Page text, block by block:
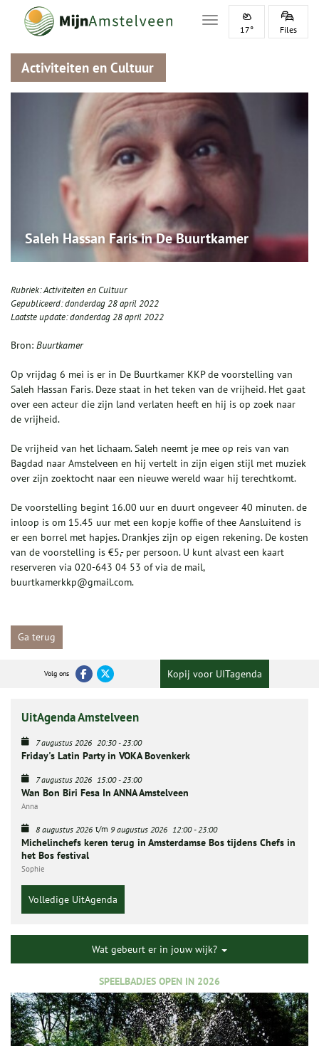
Toggle navigation
17° Files
Activiteiten en Cultuur
Saleh Hassan Faris in De Buurtkamer
Rubriek:Activiteiten en Cultuur
Gepubliceerd:donderdag 28 april 2022
Laatste update:donderdag 28 april 2022
Bron: Buurtkamer
Op vrijdag 6 mei is er in De Buurtkamer KKP de voorstelling van
Saleh Hassan Faris. Deze staat in het teken van de vrijheid. Het gaat
over een acteur die zijn land verlaten heeft en hij is op zoek naar
de vrijheid.
De vrijheid van het lichaam. Saleh neemt je mee op reis van van
Bagdad naar Amstelveen en hij vertelt in zijn eigen stijl met muziek
over zijn zoektocht naar een nieuwe wereld waar hij terechtkomt.
De voorstelling begint 16.00 uur en duurt ongeveer 40 minuten. de
inloop is om 15.45 uur met een kopje koffie of thee Aansluitend is
er een borrel met hapjes. Drankjes zijn op eigen rekening. De kosten
van de voorstelling is €5,- per persoon. U kunt alvast een kaart
reserveren via 020-643 04 53 of via de mail,
buurtkamerkkp@gmail.com.
Ga terug
Volg ons Kopij voor UITagenda
UitAgenda Amstelveen
7 augustus 2026 20:30-23:00
Friday's Latin Party in VOKA Bovenkerk
7 augustus 2026 15:00-23:00
Wan Bon Biri Fesa In ANNA Amstelveen
Anna
8 augustus 2026 t/m 9 augustus 2026 12:00-23:00
Michelinchefs keren terug in Amsterdamse Bos tijdens Chefs in
het Bos festival
Sophie
Volledige UitAgenda
Wat gebeurt er in jouw wijk?
SPEELBADJES OPEN IN 2026